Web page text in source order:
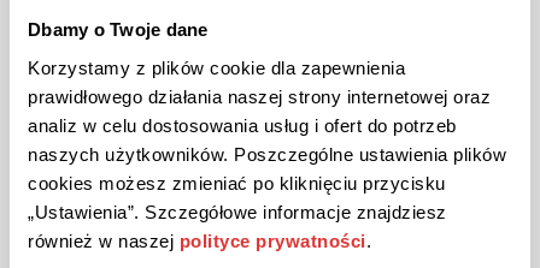
Dbamy o Twoje dane
Korzystamy z plików cookie dla zapewnienia
prawidłowego działania naszej strony internetowej oraz
analiz w celu dostosowania usług i ofert do potrzeb
naszych użytkowników. Poszczególne ustawienia plików
cookies możesz zmieniać po kliknięciu przycisku
„Ustawienia”. Szczegółowe informacje znajdziesz
również w naszej polityce prywatności
Umfangreiches Sortiment an
Schmuck und Accessoires
Exquisite Schmuckkollektion: Carolin Stone bietet
eine vielfältige Auswahl an Schmuckstücken, die für
ihre feine Verarbeitung und hochwertige Materialien
bekannt sind. Das Sortiment umfasst funkelnde
Halsketten, filigrane Armbänder, elegante Ohrringe